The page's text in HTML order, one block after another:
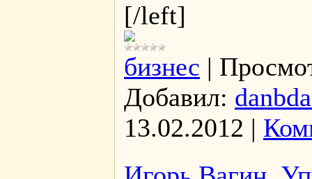
[/left]
бизнес |
Добавил:
13.02.2012 |